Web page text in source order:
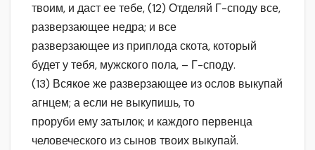
твоим, и даст ее тебе, (12) Отделяй Г-споду все,
разверзающее недра; и все
разверзающее из приплода скота, который
будет у тебя, мужского пола, – Г-споду.
(13) Всякое же разверзающее из ослов выкупай
агнцем; а если не выкупишь, то
проруби ему затылок; и каждого первенца
человеческого из сынов твоих выкупай.